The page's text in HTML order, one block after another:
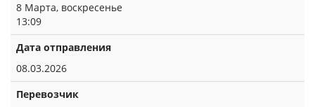
8 Марта, воскресенье
13:09
Дата отправления
08.03.2026
Перевозчик